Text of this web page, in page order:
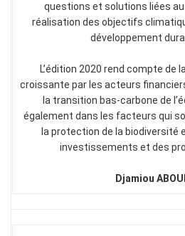
questions et solutions liées
réalisation des objectifs
développement
L’édition 2020 rend compte de
croissante par les acteurs
la transition bas-carbone de
également dans les facteurs qui
la protection de la biodiversité
investissements et des
Djamiou